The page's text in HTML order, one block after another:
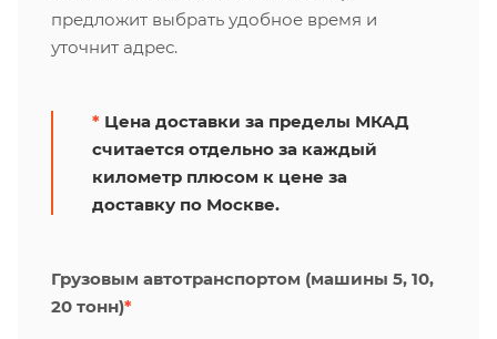
предложит выбрать удобное время и
уточнит адрес.
* Цена доставки за пределы МКАД
считается отдельно за каждый
километр плюсом к цене за
доставку по Москве.
Грузовым автотранспортом (машины 5, 10,
20 тонн)*